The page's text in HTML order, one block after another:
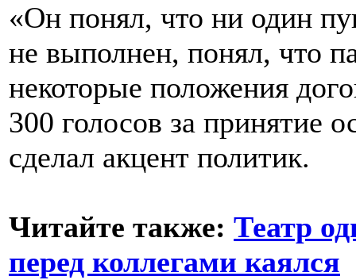
«Он понял, что ни один
не выполнен, понял, что
некоторые положения
300 голосов за принятие
сделал акцент политик.
Читайте также: Театр
перед коллегами каялся